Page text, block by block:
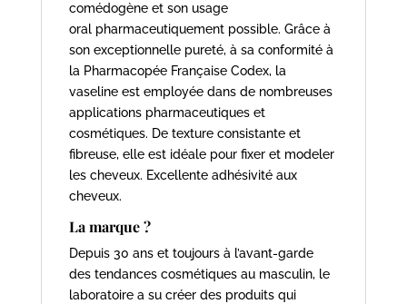
comédogène et son usage
oral pharmaceutiquement possible. Grâce à
son exceptionnelle pureté, à sa conformité à
la Pharmacopée Française Codex, la
vaseline est employée dans de nombreuses
applications pharmaceutiques et
cosmétiques. De texture consistante et
fibreuse, elle est idéale pour fixer et modeler
les cheveux. Excellente adhésivité aux
cheveux.
La marque ?
Depuis 30 ans et toujours à l’avant-garde
des tendances cosmétiques au masculin, le
laboratoire a su créer des produits qui